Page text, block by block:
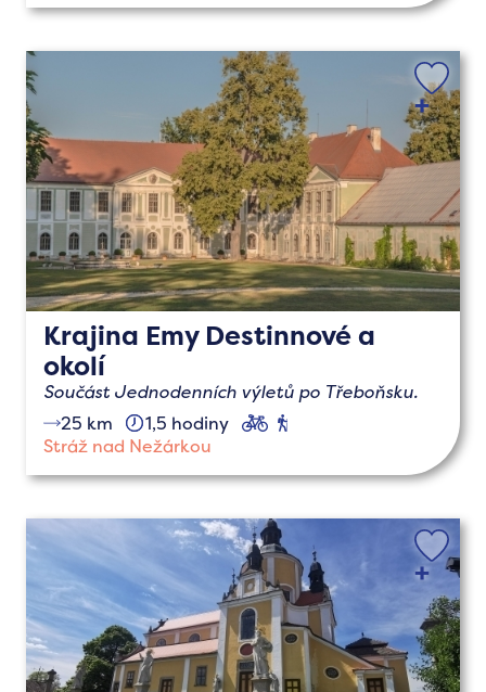
Krajina Emy Destinnové a
okolí
Součást Jednodenních výletů po Třeboňsku.
25 km
1,5 hodiny cyklo
Stráž nad Nežárkou